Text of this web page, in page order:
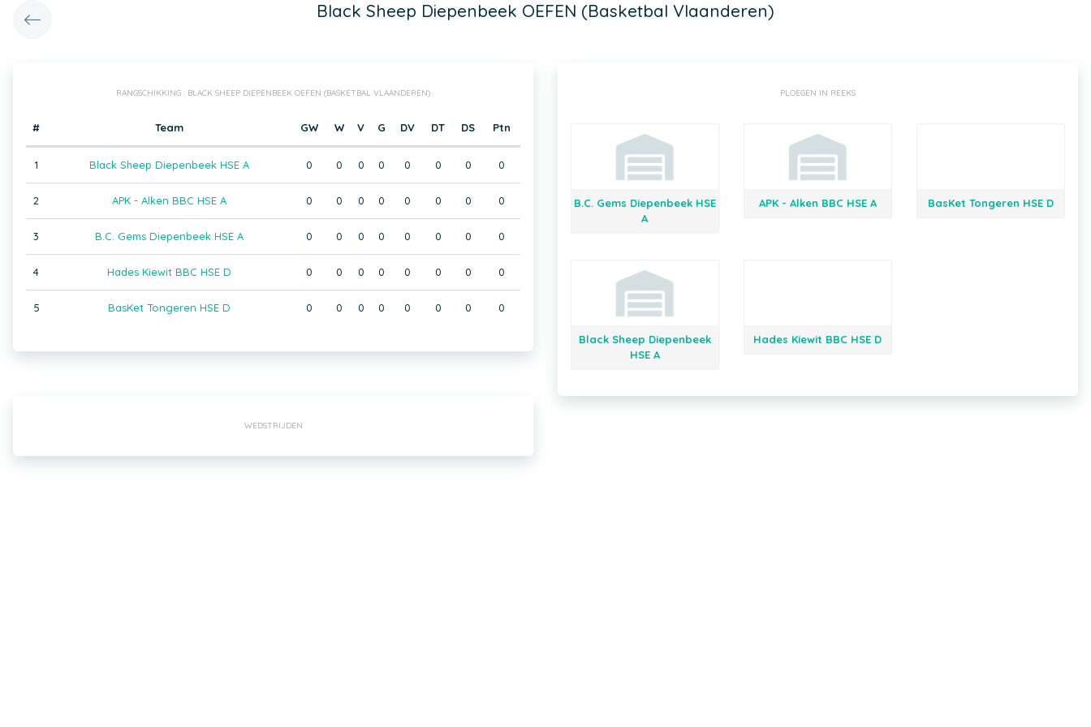
Black Sheep Diepenbeek OEFEN (Basketbal Vlaanderen)
RANGSCHIKKING : BLACK SHEEP DIEPENBEEK OEFEN (BASKETBAL VLAANDEREN)
# Team GW W V G DV DT DS Ptn
1 Black Sheep Diepenbeek HSE A 0 0 0 0 0 0 0 0
2 APK - Alken BBC HSE A 0 0 0 0 0 0 0 0
3 B.C. Gems Diepenbeek HSE A 0 0 0 0 0 0 0 0
4 Hades Kiewit BBC HSE D 0 0 0 0 0 0 0 0
5 BasKet Tongeren HSE D 0 0 0 0 0 0 0 0
PLOEGEN IN REEKS
B.C. Gems Diepenbeek HSE
A
APK - Alken BBC HSE A BasKet Tongeren HSE D
Black Sheep Diepenbeek
HSE A
Hades Kiewit BBC HSE D
WEDSTRIJDEN